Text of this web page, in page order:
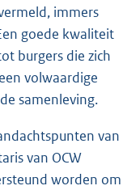
immers
goede kwaliteit
burgers die zich
volwaardige
samenleving.
van
van OCW
worden om